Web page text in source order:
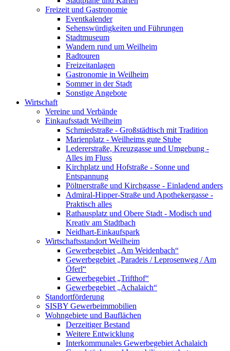
Freizeit und Gastronomie
Eventkalender
Sehenswürdigkeiten und Führungen
Stadtmuseum
Wandern rund um Weilheim
Radtouren
Freizeitanlagen
Gastronomie in Weilheim
Sommer in der Stadt
Sonstige Angebote
Wirtschaft
Vereine und Verbände
Einkaufsstadt Weilheim
Schmiedstraße - Großstädtisch mit Tradition
Marienplatz - Weilheims gute Stube
Ledererstraße, Kreuzgasse und Umgebung -
Alles im Fluss
Kirchplatz und Hofstraße - Sonne und
Entspannung
Pöltnerstraße und Kirchgasse - Einladend anders
Admiral-Hipper-Straße und Apothekergasse -
Praktisch alles
Rathausplatz und Obere Stadt - Modisch und
Kreativ am Stadtbach
Neidhart-Einkaufspark
Wirtschaftsstandort Weilheim
Gewerbegebiet „Am Weidenbach“
Gewerbegebiet „Paradeis / Leprosenweg / Am
Öferl“
Gewerbegebiet „Trifthof“
Gewerbegebiet „Achalaich“
Standortförderung
SISBY Gewerbeimmobilien
Wohngebiete und Bauflächen
Derzeitiger Bestand
Weitere Entwicklung
Interkommunales Gewerbegebiet Achalaich